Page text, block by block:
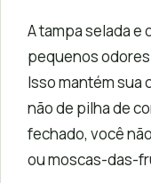
A tampa selada
pequenos
Isso mantém sua
não de pilha de
fechado, você
ou moscas-das-